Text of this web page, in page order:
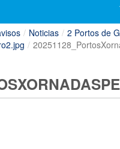
/ Noticias / 2 Portos de
/